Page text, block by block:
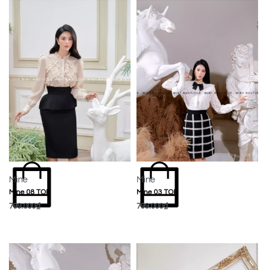
Mine
Mine 08 TOP
799.000₫
Mine
Mine 03 TOP
799.000₫